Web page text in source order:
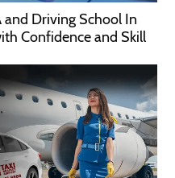
Driving School In
Confidence and Skill